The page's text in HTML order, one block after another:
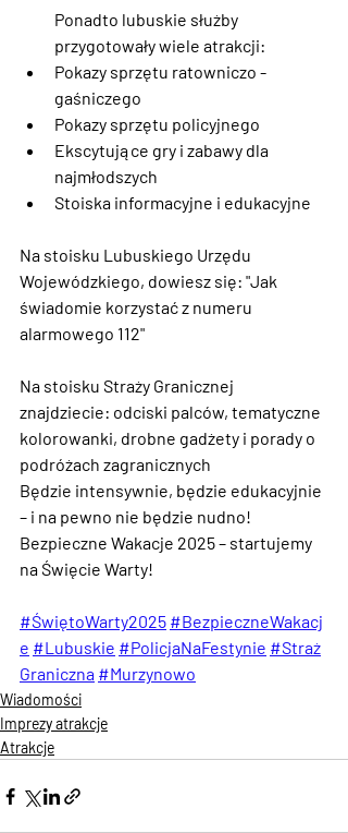
Ponadto lubuskie służby
przygotowały wiele atrakcji:
Pokazy sprzętu ratowniczo -
gaśniczego
Pokazy sprzętu policyjnego
Ekscytujące gry i zabawy dla
najmłodszych
Stoiska informacyjne i edukacyjne
Na stoisku Lubuskiego Urzędu
Wojewódzkiego, dowiesz się: "Jak
świadomie korzystać z numeru
alarmowego 112"
Na stoisku Straży Granicznej
znajdziecie: odciski palców, tematyczne
kolorowanki, drobne gadżety i porady o
podróżach zagranicznych
Będzie intensywnie, będzie edukacyjnie
– i na pewno nie będzie nudno!
Bezpieczne Wakacje 2025 – startujemy
na Święcie Warty!
#ŚwiętoWarty2025 #BezpieczneWakacj
e #Lubuskie #PolicjaNaFestynie #Straż
Graniczna #Murzynowo
Wiadomości
Imprezy atrakcje
Atrakcje